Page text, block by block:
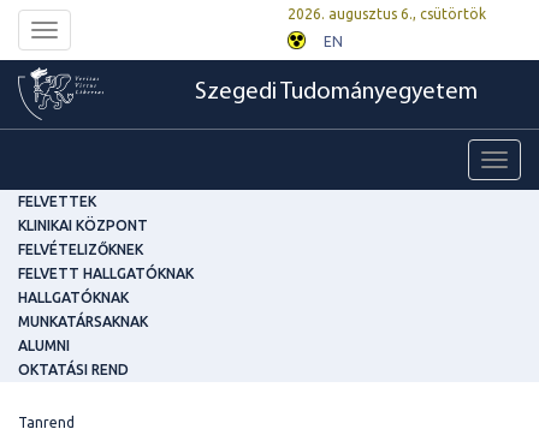
Toggle
navigation
2026. augusztus 6., csütörtök
EN
Szegedi Tudományegyetem
FELVETTEK
KLINIKAI KÖZPONT
FELVÉTELIZŐKNEK
FELVETT HALLGATÓKNAK
HALLGATÓKNAK
MUNKATÁRSAKNAK
ALUMNI
OKTATÁSI REND
Tanrend